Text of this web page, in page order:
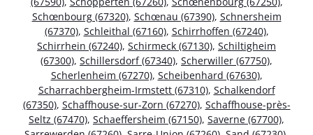
Schœnbourg (67320), Schœnau (67390), Schnersheim
(67370), Schleithal (67160), Schirrhoffen (67240),
Schirrhein (67240), Schirmeck (67130), Schiltigheim
(67300), Schillersdorf (67340), Scherwiller (67750),
Scherlenheim (67270), Scheibenhard (67630),
Scharrachbergheim-Irmstett (67310), Schalkendorf
(67350), Schaffhouse-sur-Zorn (67270), Schaffhouse-près-
Seltz (67470), Schaeffersheim (67150), Saverne (67700),